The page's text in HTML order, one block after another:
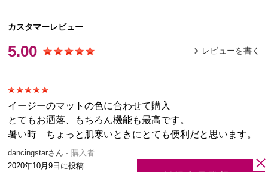
カスタマーレビュー
5.00 レビューを書く
イージーのマットの色に合わせて購入
とてもお洒落、もちろん機能も最高です。
暑い時 ちょっと肌寒いときにとても便利だと思います。
dancingstarさん
購入者
2020年10月9日 に投稿